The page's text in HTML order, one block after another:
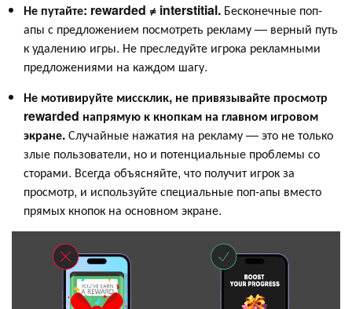
Не путайте: rewarded ≠ interstitial. Бесконечные поп-
апы с предложением посмотреть рекламу — верный путь
к удалению игры. Не преследуйте игрока рекламными
предложениями на каждом шагу.
Не мотивируйте миссклик, не привязывайте просмотр
rewarded напрямую к кнопкам на главном игровом
экране.Случайные нажатия на рекламу — это не только
злые пользователи, но и потенциальные проблемы со
сторами. Всегда объясняйте, что получит игрок за
просмотр, и используйте специальные поп-апы вместо
прямых кнопок на основном экране.